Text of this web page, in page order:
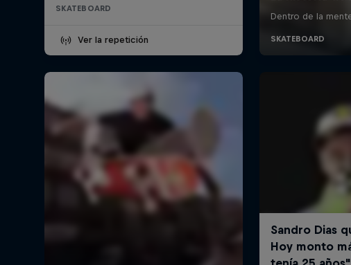
SKATEBOARD
Ver la repetición